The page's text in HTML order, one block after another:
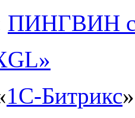
ПИНГВИН
1С-Битрикс»